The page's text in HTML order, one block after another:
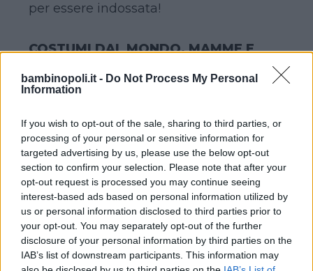
bambinopoli.it - Do Not Process My Personal
Information
If you wish to opt-out of the sale, sharing to third parties, or
processing of your personal or sensitive information for
targeted advertising by us, please use the below opt-out
section to confirm your selection. Please note that after your
opt-out request is processed you may continue seeing
interest-based ads based on personal information utilized by
us or personal information disclosed to third parties prior to
your opt-out. You may separately opt-out of the further
disclosure of your personal information by third parties on the
IAB’s list of downstream participants. This information may
per essere indossata!
COSTUMI DAL MONDO. MAMME E
Testi di Gracie Swan
Cllana Lìbrido
Costo 13,90€
Dai variopinti abiti per il flamenco agli
eleganti kimono: c’è un mondo intero di
costumi e culture da conoscere!
Un modo diverso per avvicinare ai
bambini alla diversità e alle mille
culture che circondano la nostra in